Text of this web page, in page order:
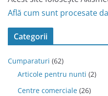
Află cum sunt procesate
Categorii
Cumparaturi (62)
Articole pentru nunti (2)
Centre comerciale (26)